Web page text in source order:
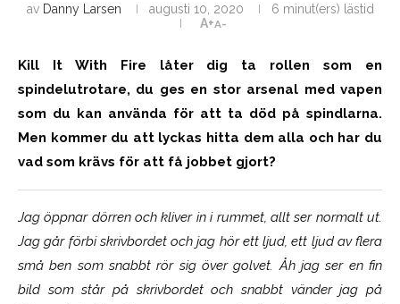
av Danny Larsen augusti 10, 2020
6 minut(ers) lästid
A+A-
Kill It With Fire låter dig ta rollen som en
spindelutrotare, du ges en stor arsenal med vapen
som du kan använda för att ta död på spindlarna.
Men kommer du att lyckas hitta dem alla och har du
vad som krävs för att få jobbet gjort?
Jag öppnar dörren och kliver in i rummet, allt ser normalt ut.
Jag går förbi skrivbordet och jag hör ett ljud, ett ljud av flera
små ben som snabbt rör sig över golvet. Åh jag ser en fin
bild som står på skrivbordet och snabbt vänder jag på